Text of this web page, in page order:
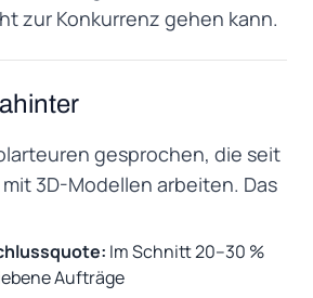
zur Konkurrenz gehen kann.
gesprochen, die seit
3D-Modellen arbeiten. Das
Im Schnitt 20–30 %
Aufträge